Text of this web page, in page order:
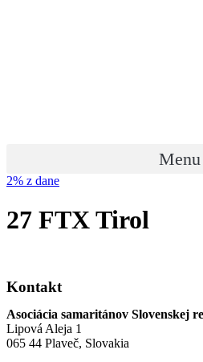
Menu
2% z dane
27 FTX Tirol
Kontakt
Asociácia samaritánov Slovenskej
Lipová Aleja 1
065 44 Plaveč, Slovakia